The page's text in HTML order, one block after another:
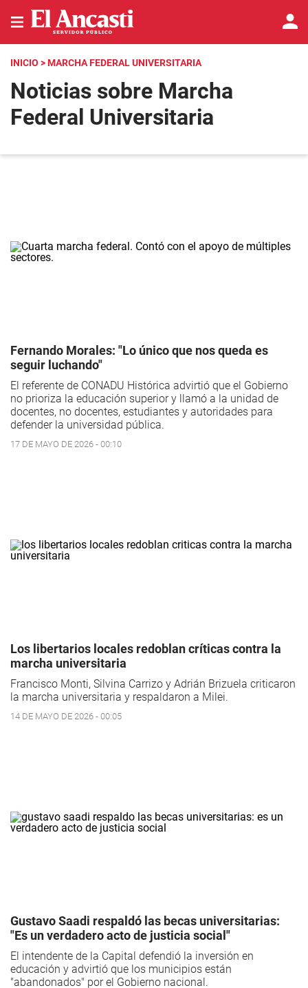
INICIO > MARCHA FEDERAL UNIVERSITARIA
Noticias sobre Marcha
Federal Universitaria
Fernando Morales: "Lo único que nos queda es
seguir luchando"
El referente de CONADU Histórica advirtió que el Gobierno
no prioriza la educación superior y llamó a la unidad de
docentes, no docentes, estudiantes y autoridades para
defender la universidad pública.
17 DE MAYO DE 2026 - 00:10
Los libertarios locales redoblan críticas contra la
marcha universitaria
Francisco Monti, Silvina Carrizo y Adrián Brizuela criticaron
la marcha universitaria y respaldaron a Milei.
14 DE MAYO DE 2026 - 00:05
Gustavo Saadi respaldó las becas universitarias:
"Es un verdadero acto de justicia social"
El intendente de la Capital defendió la inversión en
educación y advirtió que los municipios están
"abandonados" por el Gobierno nacional.